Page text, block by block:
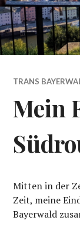
TRANS
Mein
Mitten in der
Zeit, meine
Bayerwald